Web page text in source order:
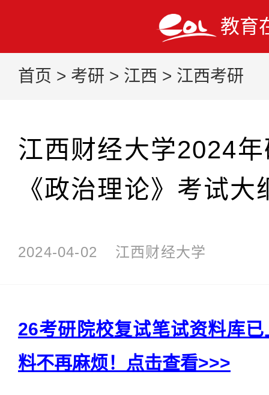
教育
首页 > 考研 > 江西 > 江西考研
江西财经大学2024
《政治理论》考试大
2024-04-02 江西财经大学
26考研院校复试笔试资料库
料不再麻烦！点击查看>>>